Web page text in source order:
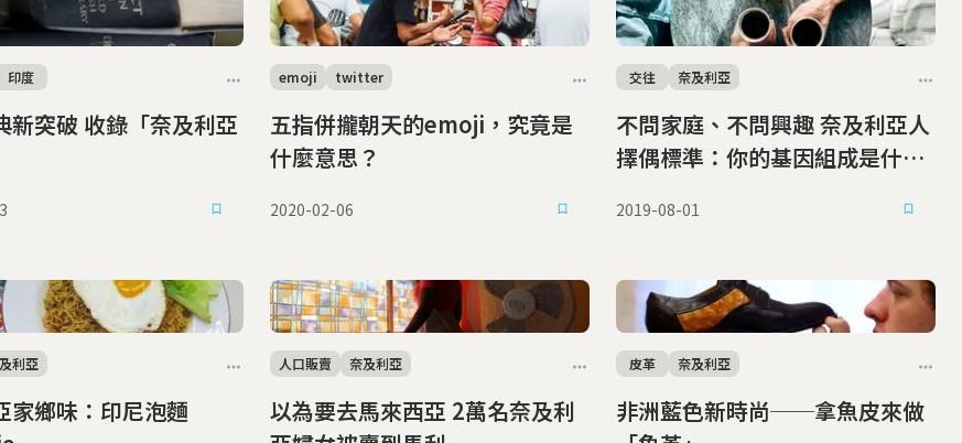
新突破 收錄「奈及利亞
印度
五指併攏朝天的emoji，究竟是
什麼意思？
emoji twitter
2020-02-06
不問家庭、不問興趣 奈及利亞人
擇偶標準：你的基因組成是什
交往 奈及利亞
2019-08-01
家鄉味：印尼泡麵
利亞
以為要去馬來西亞 2萬名奈及利
人口販賣 奈及利亞
非洲藍色新時尚──拿魚皮來做
皮革 奈及利亞